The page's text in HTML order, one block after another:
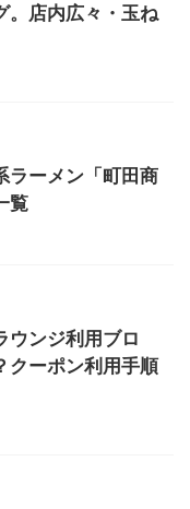
。店内広々・玉ね
ラーメン「町田商
覧
ウンジ利用ブロ
クーポン利用手順